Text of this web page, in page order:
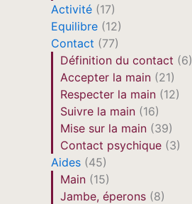
Activité (17)
Equilibre (12)
Contact (77)
Définition du contact (6)
Accepter la main (21)
Respecter la main (12)
Suivre la main (16)
Mise sur la main (39)
Contact psychique (3)
Aides (45)
Main (15)
Jambe, éperons (8)